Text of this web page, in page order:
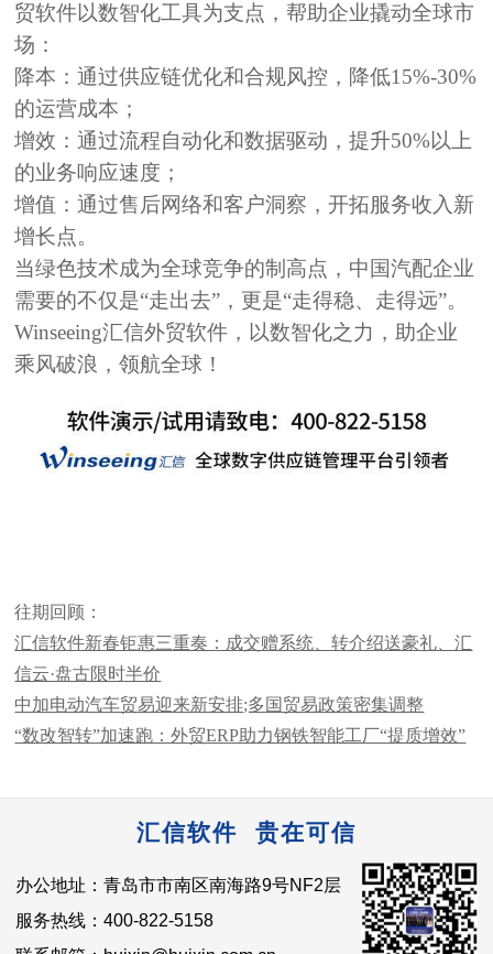
贸软件以数智化工具为支点，帮助企业撬动全球市
场：
降本：通过供应链优化和合规风控，降低15%-30%
的运营成本；
增效：通过流程自动化和数据驱动，提升50%以上
的业务响应速度；
增值：通过售后网络和客户洞察，开拓服务收入新
增长点。
当绿色技术成为全球竞争的制高点，中国汽配企业
需要的不仅是“走出去” ，更是“走得稳、走得远”。
Winseeing汇信外贸软件，以数智化之力，助企业
乘风破浪，领航全球！
往期回顾：
汇信软件新春钜惠三重奏：成交赠系统、转介绍送豪礼、汇
信云·盘古限时半价
中加电动汽车贸易迎来新安排;多国贸易政策密集调整
“数改智转”加速跑：外贸ERP助力钢铁智能工厂“提质增效”
汇信软件 贵在可信
办公地址：青岛市市南区南海路9号NF2层
服务热线：400-822-5158